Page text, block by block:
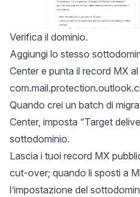
Verifica il dominio.
Aggiungi lo stesso
Center e punta il record MX
Quando crei un batch di
Center, imposta “Target
sottodominio.
Lascia i tuoi record MX
cut-over; quando li sposti a
l’impostazione del